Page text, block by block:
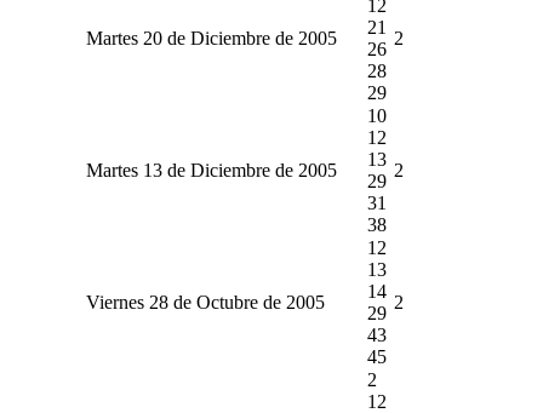
Martes 20 de Diciembre de 2005
12
21
26
28
29
2
Martes 13 de Diciembre de 2005
10
12
13
29
31
38
2
Viernes 28 de Octubre de 2005
12
13
14
29
43
45
2
2
12